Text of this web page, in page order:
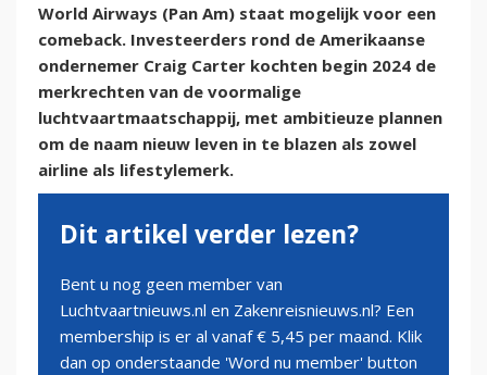
World Airways (Pan Am) staat mogelijk voor een
comeback. Investeerders rond de Amerikaanse
ondernemer Craig Carter kochten begin 2024 de
merkrechten van de voormalige
luchtvaartmaatschappij, met ambitieuze plannen
om de naam nieuw leven in te blazen als zowel
airline als lifestylemerk.
Dit artikel verder lezen?
Bent u nog geen member van
Luchtvaartnieuws.nl en Zakenreisnieuws.nl? Een
membership is er al vanaf € 5,45 per maand. Klik
dan op onderstaande 'Word nu member' button